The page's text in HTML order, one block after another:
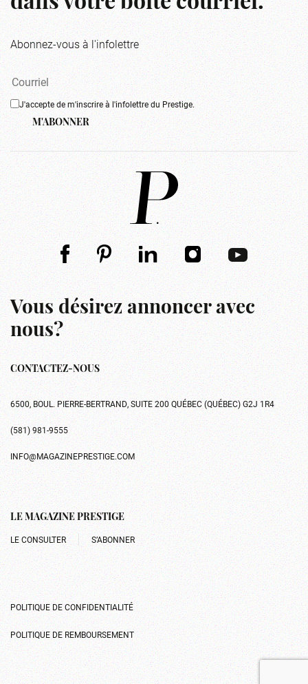
Abonnez-vous à l'infolettre
J'accepte de m'inscrire à l'infolettre du Prestige.
M'ABONNER
Vous désirez annoncer avec
nous?
CONTACTEZ-NOUS
6500, BOUL. PIERRE-BERTRAND, SUITE 200 QUÉBEC (QUÉBEC) G2J 1R4
(581) 981-9555
INFO@MAGAZINEPRESTIGE.COM
LE MAGAZINE PRESTIGE
LE CONSULTER S’ABONNER
POLITIQUE DE CONFIDENTIALITÉ
POLITIQUE DE REMBOURSEMENT